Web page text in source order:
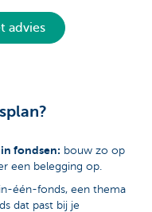
advies
fondsen: bouw zo op
een belegging op.
één-fonds, een thema
dat past bij je